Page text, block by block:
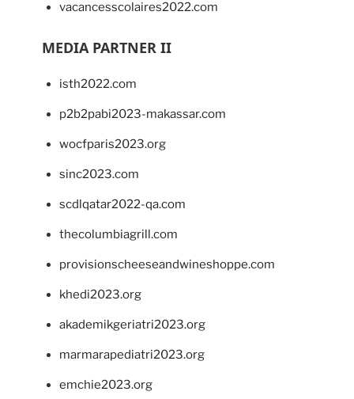
vacancesscolaires2022.com
MEDIA PARTNER II
isth2022.com
p2b2pabi2023-makassar.com
wocfparis2023.org
sinc2023.com
scdlqatar2022-qa.com
thecolumbiagrill.com
provisionscheeseandwineshoppe.com
khedi2023.org
akademikgeriatri2023.org
marmarapediatri2023.org
emchie2023.org